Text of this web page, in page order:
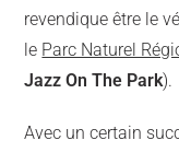
revendique être le
le Parc Naturel
Jazz On The Park).
Avec un certain